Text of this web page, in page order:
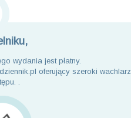
wydania jest płatny.
oferujący szeroki wachlarz
.